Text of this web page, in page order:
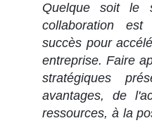
Quelque soit le
collaboration
succès pour
entreprise. Faire
stratégiques
avantages, de
ressources, à la